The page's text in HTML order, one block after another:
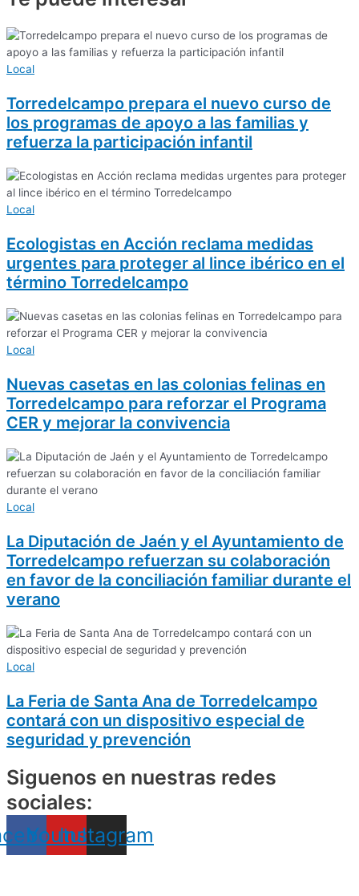
Local
Torredelcampo prepara el nuevo curso de
los programas de apoyo a las familias y
refuerza la participación infantil
Local
Ecologistas en Acción reclama medidas
urgentes para proteger al lince ibérico en el
término Torredelcampo
Local
Nuevas casetas en las colonias felinas en
Torredelcampo para reforzar el Programa
CER y mejorar la convivencia
Local
La Diputación de Jaén y el Ayuntamiento de
Torredelcampo refuerzan su colaboración
en favor de la conciliación familiar durante el
verano
Local
La Feria de Santa Ana de Torredelcampo
contará con un dispositivo especial de
seguridad y prevención
Siguenos en nuestras redes
sociales:
Youtube
Instagram